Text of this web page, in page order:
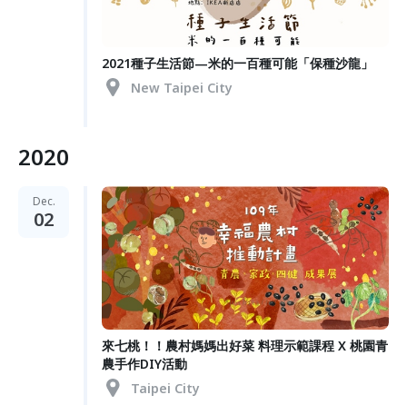
2021種子生活節—米的一百種可能「保種沙龍」
New Taipei City
2020
Dec.
02
來七桃！！農村媽媽出好菜 料理示範課程 X 桃園青
農手作DIY活動
Taipei City